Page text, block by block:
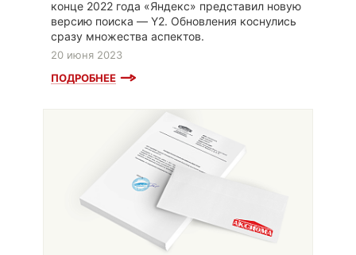
конце 2022 года «Яндекс» представил новую
версию поиска — Y2. Обновления коснулись
сразу множества аспектов.
20 июня 2023
ПОДРОБНЕЕ